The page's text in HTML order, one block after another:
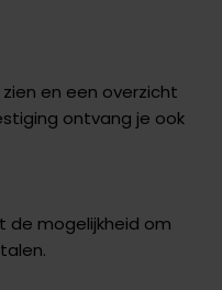
en een overzicht
ontvang je ook
de mogelijkheid om